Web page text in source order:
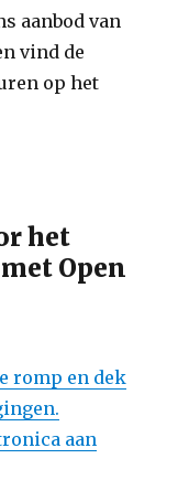
aanbod van
vind de
op het
het
Open
romp en dek
aan